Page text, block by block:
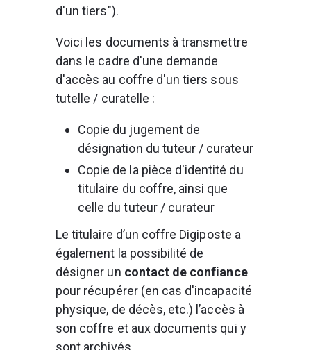
d'un tiers").
Voici les documents à transmettre
dans le cadre d'une demande
d'accès au coffre d'un tiers sous
tutelle / curatelle :
Copie du jugement de
désignation du tuteur / curateur
Copie de la pièce d'identité du
titulaire du coffre, ainsi que
celle du tuteur / curateur
Le titulaire d’un coffre Digiposte a
également la possibilité de
désigner un contact de confiance
pour récupérer (en cas d'incapacité
physique, de décès, etc.) l’accès à
son coffre et aux documents qui y
sont archivés.